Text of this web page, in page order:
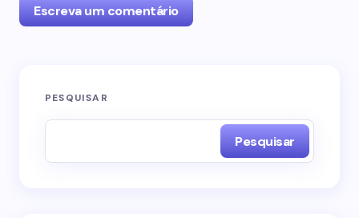
Escreva um comentário
O seu endereço de e-mail não será publicado.
PESQUISAR
Pesquisar